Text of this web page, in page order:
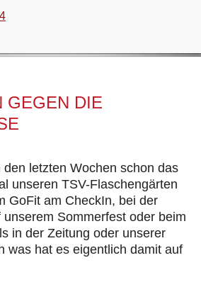
GEGEN DIE
letzten Wochen schon das
unseren TSV-Flaschengärten
GoFit am CheckIn, bei der
Sommerfest oder beim
in der Zeitung oder unserer
was hat es eigentlich damit auf